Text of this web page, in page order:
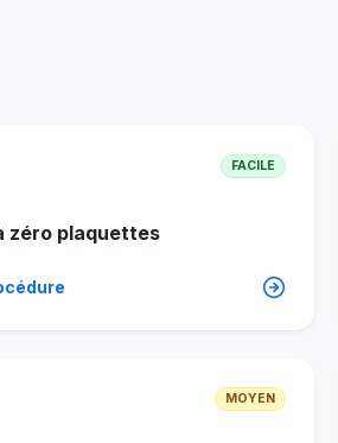
FACILE
zéro plaquettes
MOYEN